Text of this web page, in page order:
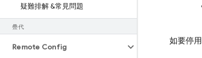
疑難排解 &常見問題
疊代
Remote Config
如要停用